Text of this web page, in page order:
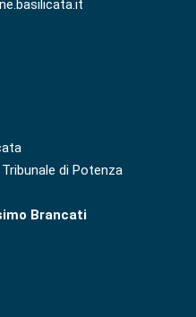
di Potenza
Brancati